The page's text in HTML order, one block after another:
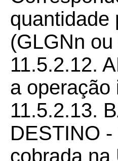
quantidade
(GLGNn
11.5.2.12.
a operação
11.5.2.13.
DESTINO
cobrada na